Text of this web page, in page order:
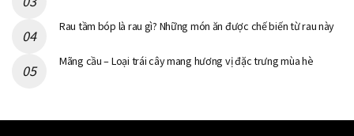
Rau tầm bóp là rau gì? Những món ăn được chế biến từ rau này
Mãng cầu – Loại trái cây mang hương vị đặc trưng mùa hè